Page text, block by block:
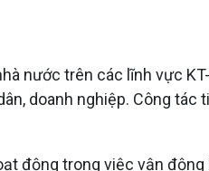
nước trên các lĩnh vực
doanh nghiệp. Công tác
động trong việc vận